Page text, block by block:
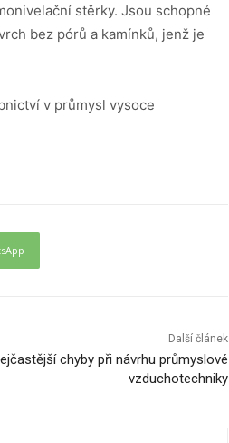
stěrky. Jsou schopné
bez pórů a kamínků, jenž je
v průmysl vysoce
Další článek
chyby při návrhu průmyslové
vzduchotechniky